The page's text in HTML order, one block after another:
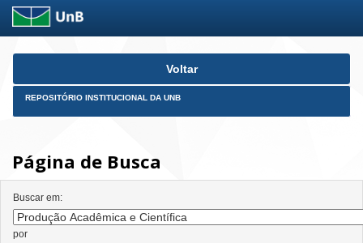
Skip
Voltar
REPOSITÓRIO INSTITUCIONAL DA UNB
Página de Busca
Buscar em:
por